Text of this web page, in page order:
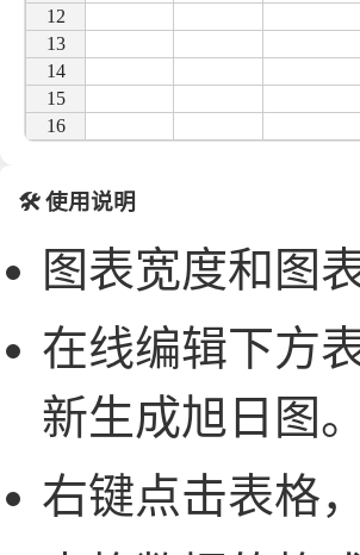
12
13
14
15
16
12
13
14
15
16
🛠️ 使用说明
图表宽度和图
在线编辑下方
新生成旭日图。
右键点击表格